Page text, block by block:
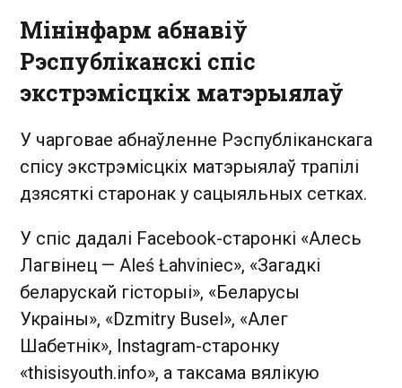
Мінінфарм абнавіў
Рэспубліканскі спіс
экстрэмісцкіх матэрыялаў
У чарговае абнаўленне Рэспубліканскага
спісу экстрэмісцкіх матэрыялаў трапілі
дзясяткі старонак у сацыяльных сетках.
У спіс дадалі Facebook-старонкі «Алесь
Лагвiнец — Aleś Łahviniec», «Загадкi
беларускай гiсторыi», «Беларусы
Украiны», «Dzmitry Busel», «Алег
Шабетнiк», Instagram-старонку
«thisisyouth.info», а таксама вялікую